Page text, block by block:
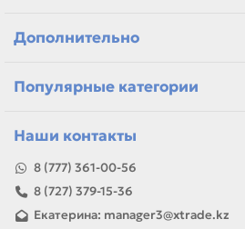
Дополнительно
Популярные категории
Наши контакты
8 (777) 361-00-56
8 (727) 379-15-36
Екатерина: manager3@xtrade.kz